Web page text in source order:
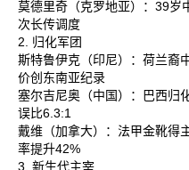
莫德里奇‌（克罗地亚）：39岁
次长传调度‌
2. 归化军团
斯特鲁伊克‌（印尼）：荷兰裔
价创东南亚纪录‌
塞尔吉尼奥‌（中国）：巴西归
误比6.3:1‌
戴维‌（加拿大）：法甲金靴得
率提升42%‌
3. 新生代主宰